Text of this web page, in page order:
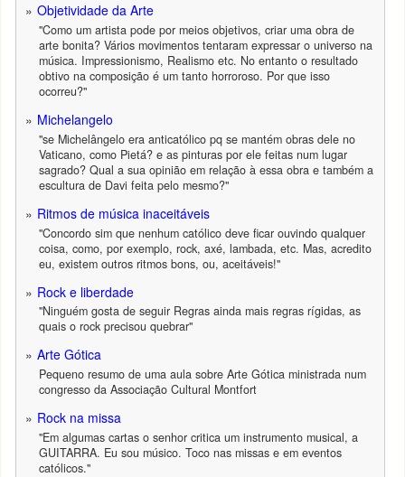
Objetividade da Arte
"Como um artista pode por meios objetivos, criar uma obra de
arte bonita? Vários movimentos tentaram expressar o universo na
música. Impressionismo, Realismo etc. No entanto o resultado
obtivo na composição é um tanto horroroso. Por que isso
ocorreu?"
Michelangelo
"se Michelângelo era anticatólico pq se mantém obras dele no
Vaticano, como Pietá? e as pinturas por ele feitas num lugar
sagrado? Qual a sua opinião em relação à essa obra e também a
escultura de Davi feita pelo mesmo?"
Ritmos de música inaceitáveis
"Concordo sim que nenhum católico deve ficar ouvindo qualquer
coisa, como, por exemplo, rock, axé, lambada, etc. Mas, acredito
eu, existem outros ritmos bons, ou, aceitáveis!"
Rock e liberdade
"Ninguém gosta de seguir Regras ainda mais regras rígidas, as
quais o rock precisou quebrar"
Arte Gótica
Pequeno resumo de uma aula sobre Arte Gótica ministrada num
congresso da Associação Cultural Montfort
Rock na missa
"Em algumas cartas o senhor critica um instrumento musical, a
GUITARRA. Eu sou músico. Toco nas missas e em eventos
católicos."